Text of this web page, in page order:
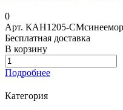
0
Арт. КАН1205-
Бесплатная доставка
В корзину
Подробнее
Категория